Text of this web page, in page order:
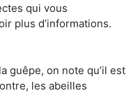
qui vous
plus d’informations.
guêpe, on note qu’il est
les abeilles